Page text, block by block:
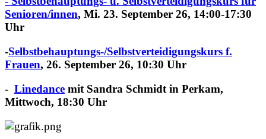
Senioren/innen, Mi. 23. September 26, 14:00-17:30
Uhr
-Selbstbehauptungs-/Selbstverteidigungskurs f.
Frauen, 26. September 26, 10:30 Uhr
- Linedance mit Sandra Schmidt in Perkam,
Mittwoch, 18:30 Uhr